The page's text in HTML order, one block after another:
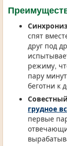
спят
друг под
режиму,
пару
беготни к
грудное
первые